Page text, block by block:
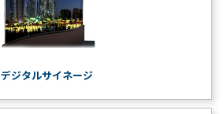
デジタルサイネージ